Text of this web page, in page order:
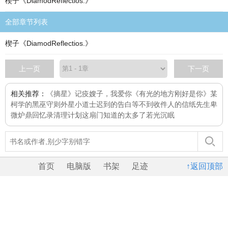
全部章节列表
楔子《DiamodReflectios.》
上一页 下一页
相关推荐： 《摘星》 记疫嫂子，我爱你 《有光的地方刚好是你》 某
柯学的黑巫守则外星小道士迟到的告白等不到收件人的信纸先生卑
微炉鼎回忆录清理计划这扇门知道的太多了若光沉眠
↑返回顶部
首页 电脑版 书架 足迹